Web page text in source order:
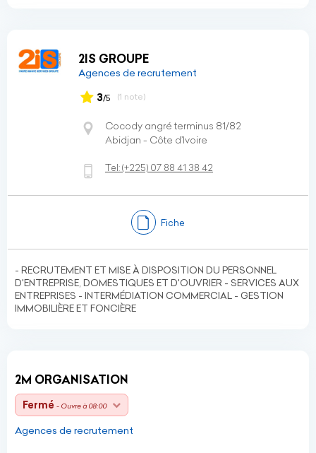
2IS GROUPE
Agences de recrutement
3/5 (1 note)
Cocody angré terminus 81/82
Abidjan - Côte d’Ivoire
Tel:(+225) 07 88 41 38 42
Fiche
- RECRUTEMENT ET MISE À DISPOSITION DU PERSONNEL
D'ENTREPRISE, DOMESTIQUES ET D'OUVRIER - SERVICES AUX
ENTREPRISES - INTERMÉDIATION COMMERCIAL - GESTION
IMMOBILIÈRE ET FONCIÈRE
2M ORGANISATION
Fermé - Ouvre à 08:00
Agences de recrutement